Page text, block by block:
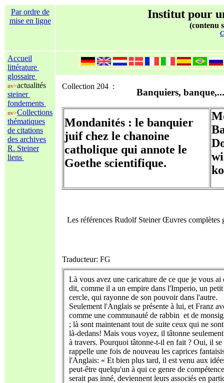
Par ordre de
mise en ligne
Institut pour
(contenu
Accueil
littérature
glossaire
nv>actualités
steiner
fondements
nv>Collections
thématiques
de citations
des archives
R. Steiner
liens
Collection 204 :
Banquiers,
Mondanités : le banquier
juif chez le chanoine
catholique qui annote le
Goethe scientifique.
Les références Rudolf Steiner Œuvres complètes
Traducteur: FG
Là vous avez une caricature de ce que je vous ai
dit, comme il a un empire dans l'Imperio, un petit
cercle, qui rayonne de son pouvoir dans l'autre.
Seulement l'Anglais se présente à lui, et Franz
comme une communauté de rabbin et de
; là sont maintenant tout de suite ceux qui ne
là-dedans! Mais vous voyez, il tâtonne
à travers. Pourquoi tâtonne-t-il en fait ? Oui, il se
rappelle une fois de nouveau les caprices
l'Anglais: « Et bien plus tard, il est venu aux
peut-être quelqu'un à qui ce genre de
serait pas inné, deviennent leurs associés en